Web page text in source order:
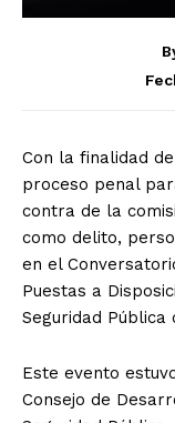
Con la finalidad
proceso penal
contra de la
como delito,
en el
Puestas a
Seguridad Pública
Este evento
Consejo de